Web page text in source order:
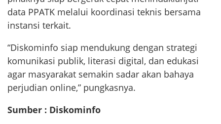
data PPATK melalui koordinasi teknis bersama
instansi terkait.
“Diskominfo siap mendukung dengan strategi
komunikasi publik, literasi digital, dan edukasi
agar masyarakat semakin sadar akan bahaya
perjudian online,” pungkasnya.
Sumber : Diskominfo